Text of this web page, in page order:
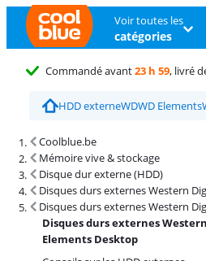
Voir toutes les
catégories
Commandé avant23 h 59, livré
HDD externeWDWD Elements
Coolblue.be
Mémoire vive & stockage
Disque dur externe (HDD)
Disques durs externes Western
Disques durs externes Western
Disques durs externes
Elements Desktop
Résultats de recherche et tri